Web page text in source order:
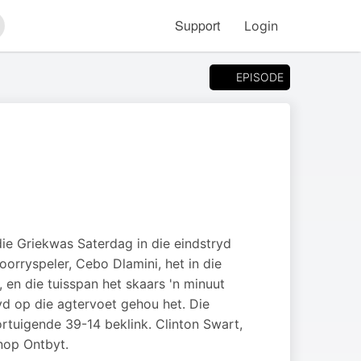
Support Login
EPISODE
Griekwas Saterdag in die eindstryd
Cebo Dlamini, het in die
die tuisspan het skaars 'n minuut
op die agtervoet gehou het. Die
39-14 beklink. Clinton Swart,
Ontbyt.